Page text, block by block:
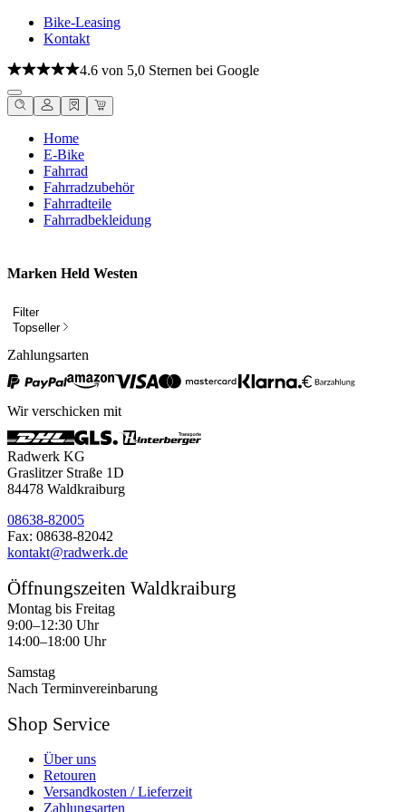
Bike-Leasing
Kontakt
4.6 von 5,0 Sternen bei Google
Home
E-Bike
Fahrrad
Fahrradzubehör
Fahrradteile
Fahrradbekleidung
Marken Held Westen
Filter
Topseller
Zahlungsarten
Wir verschicken mit
Radwerk KG
Graslitzer Straße 1D
84478 Waldkraiburg
08638-82005
Fax: 08638-82042
kontakt@radwerk.de
Öffnungszeiten Waldkraiburg
Montag bis Freitag
9:00–12:30 Uhr
14:00–18:00 Uhr
Samstag
Nach Terminvereinbarung
Shop Service
Über uns
Retouren
Versandkosten / Lieferzeit
Zahlungsarten